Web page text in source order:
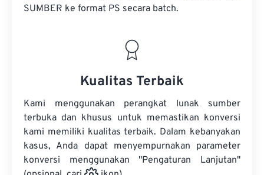
SUMBER ke format PS secara batch.
Kualitas Terbaik
Kami menggunakan perangkat lunak sumber
terbuka dan khusus untuk memastikan konversi
kami memiliki kualitas terbaik. Dalam kebanyakan
kasus, Anda dapat menyempurnakan parameter
konversi menggunakan "Pengaturan Lanjutan"